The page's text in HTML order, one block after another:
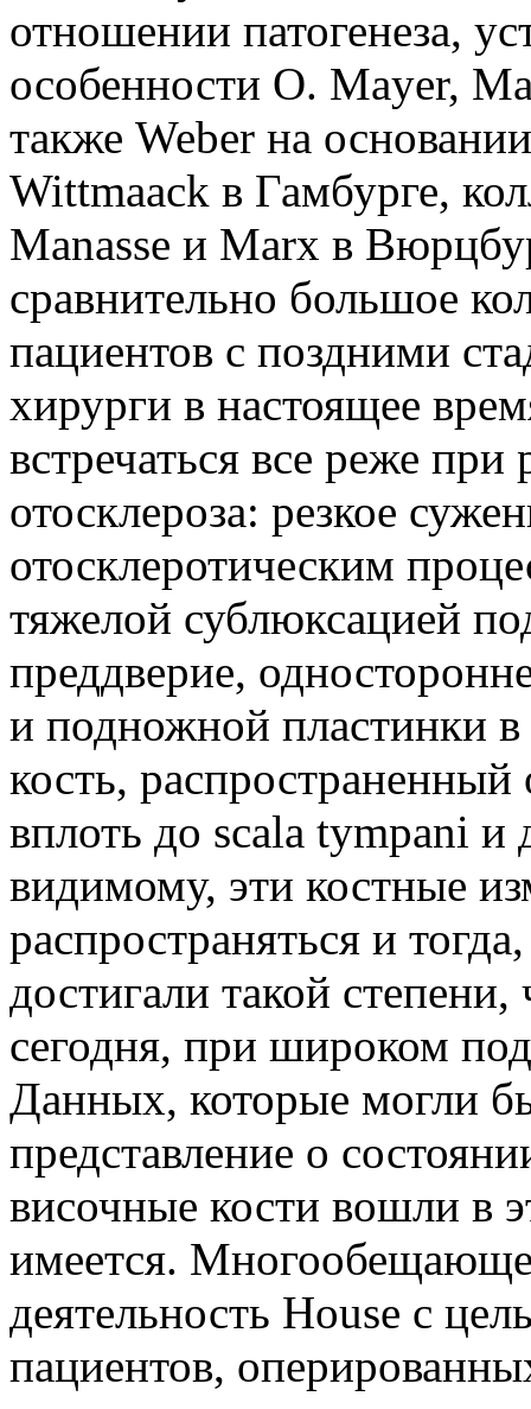
отношении патогенеза,
особенности О. Mayer,
также Weber на
Wittmaack в Гамбурге,
Manasse и Marx в
сравнительно большое
пациентов с поздними
хирурги в настоящее
встречаться все реже
отосклероза: резкое
отосклеротическим
тяжелой сублюксацией
преддверие,
и подножной пластинки
кость,
вплоть до scala tympani и
видимому, эти костные
распространяться и
достигали такой
сегодня, при широком
Данных, которые могли
представление о
височные кости вошли в
имеется.
деятельность House с
пациентов,